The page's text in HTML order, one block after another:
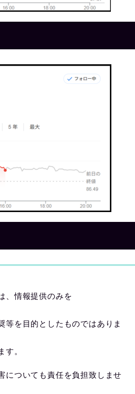
、情報提供のみを
等を目的としたものではありま
す。
についても責任を負担致しませ